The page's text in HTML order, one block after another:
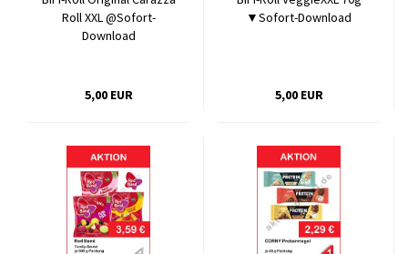
Roll XXL @Sofort-
Download
5,00 EUR
▼Sofort-Download
5,00 EUR